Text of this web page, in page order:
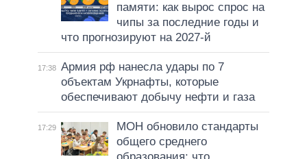
памяти: как вырос спрос на
чипы за последние годы и
что прогнозируют на 2027-й
17:38 Армия рф нанесла удары по 7
объектам Укрнафты, которые
обеспечивают добычу нефти и газа
17:29
МОН обновило стандарты
общего среднего